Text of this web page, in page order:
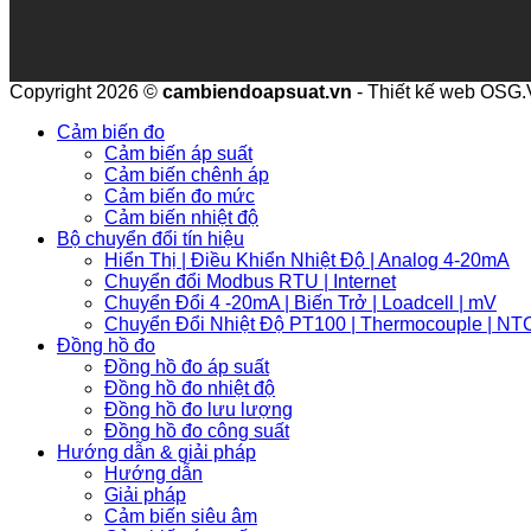
Copyright 2026 © cambiendoapsuat.vn - Thiết kế web
Cảm biến đo
Cảm biến áp suất
Cảm biến chênh áp
Cảm biến đo mức
Cảm biến nhiệt độ
Bộ chuyển đổi tín hiệu
Hiển Thị | Điều Khiển Nhiệt Độ | Analog 4-20mA
Chuyển đổi Modbus RTU | Internet
Chuyển Đổi 4 -20mA | Biến Trở | Loadcell | mV
Chuyển Đổi Nhiệt Độ PT100 | Thermocouple |
Đồng hồ đo
Đồng hồ đo áp suất
Đồng hồ đo nhiệt độ
Đồng hồ đo lưu lượng
Đồng hồ đo công suất
Hướng dẫn & giải pháp
Hướng dẫn
Giải pháp
Cảm biến siêu âm